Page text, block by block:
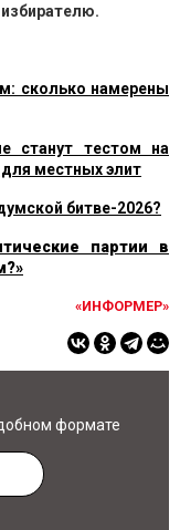
сколько намерены
станут тестом на
местных элит
битве-2026?
партии в
«ИНФОРМЕР»
формате